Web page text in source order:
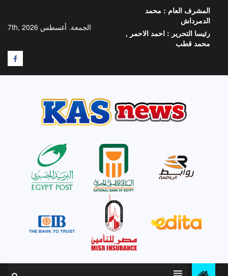
المحتوى
الجمعة. أغسطس 7th, 2026
المشرف العام : محمد
الدمرداش
رئيسا التحرير : احمد الاحمر ,
محمد قطب
F